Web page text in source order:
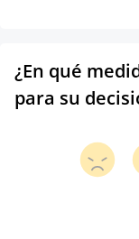
¿En qué
para su